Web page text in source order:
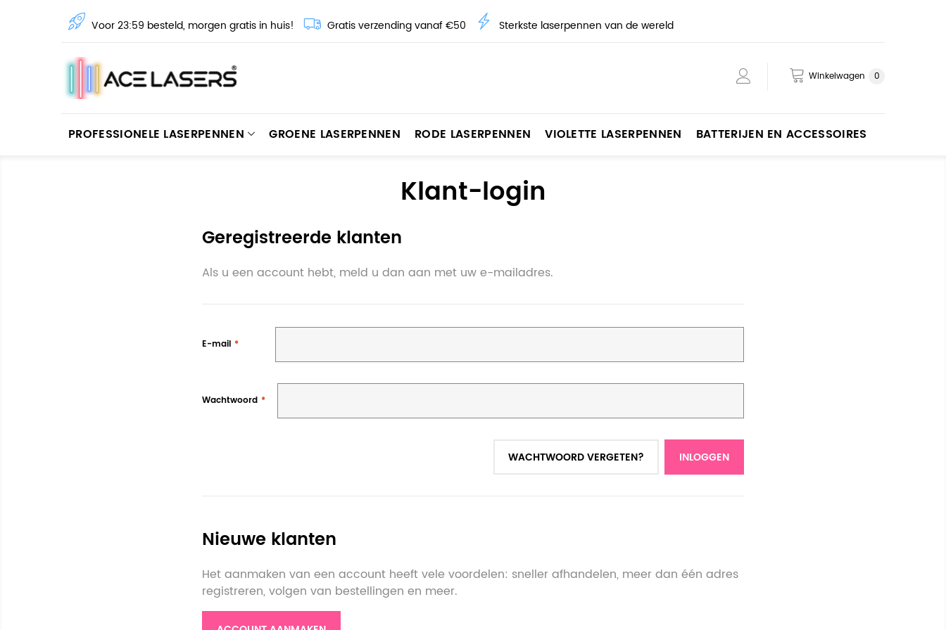
Voor 23:59 besteld, morgen gratis in huis! Gratis verzending vanaf €50 Sterkste laserpennen van de wereld
Winkelwagen 0
PROFESSIONELE LASERPENNEN GROENE LASERPENNEN RODE LASERPENNEN VIOLETTE LASERPENNEN BATTERIJEN EN ACCESSOIRES
Klant-login
Geregistreerde klanten
Als u een account hebt, meld u dan aan met uw e-mailadres.
E-mail
Wachtwoord
INLOGGEN
WACHTWOORD VERGETEN?
Nieuwe klanten
Het aanmaken van een account heeft vele voordelen: sneller afhandelen, meer dan één adres
registreren, volgen van bestellingen en meer.